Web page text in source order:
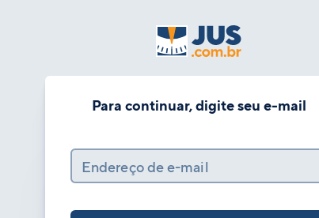
Para continuar, digite seu e-mail
Endereço de e-mail